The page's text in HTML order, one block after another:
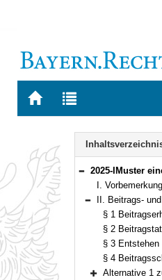
Zur
BAYERN.RECHT
Zur
letzten
Bereich reduzieren
2025-IMuster einer Beitrags- und Gebührensatzung zur Entwässerungssatzung
I. Vorbemerkung
Bereich reduzieren
II. Beitrags- und Gebührensatzung zur
§ 1
§ 2
§ 3
§ 4
Alternative 1 zu § 5: Beitragsmaßstab